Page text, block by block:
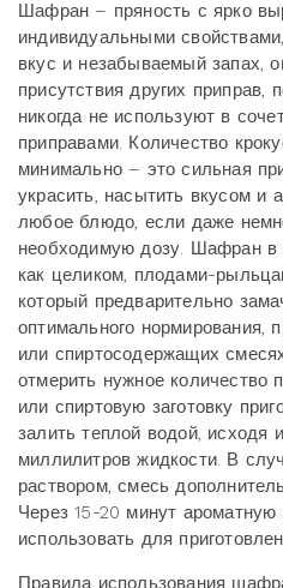
Шафран – пряность с ярко
индивидуальными
вкус и незабываемый запах,
присутствия других приправ,
никогда не используют в
приправами. Количество
минимально – это сильная
украсить, насытить вкусом и
любое блюдо, если даже
необходимую дозу. Шафран в
как целиком, плодами-
который предварительно
оптимального нормирования,
или спиртосодержащих
отмерить нужное количество
или спиртовую заготовку
залить теплой водой, исходя
миллилитров жидкости. В
раствором, смесь
Через 15-20 минут
использовать для
Правила использования